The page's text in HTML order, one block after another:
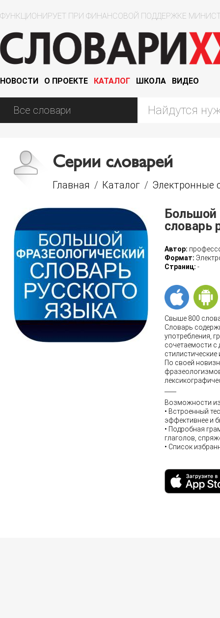
ФУНКЦИОНИРУЕТ ПРИ ФИНАНСОВОЙ ПОДДЕРЖКЕ
НОВОСТИ О ПРОЕКТЕ КАТАЛОГ ШКОЛА ВИДЕО
Серии словарей
Главная / Каталог / Электронные
Большой
словарь
Автор:
Формат:
Страниц: -
Свыше 800
Словарь
употребления,
сочетаемости с
По своей
Возможности
• Встроенный
эффективнее и
• Подробная
глаголов,
• Список